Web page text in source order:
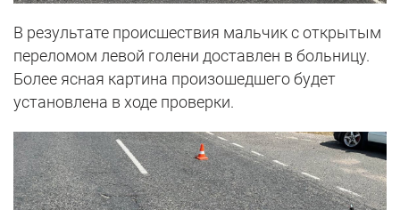
В результате происшествия мальчик с открытым
переломом левой голени доставлен в больницу.
Более ясная картина произошедшего будет
установлена в ходе проверки.